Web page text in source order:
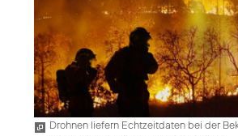
Drohnen liefern Echtzeitdaten bei der